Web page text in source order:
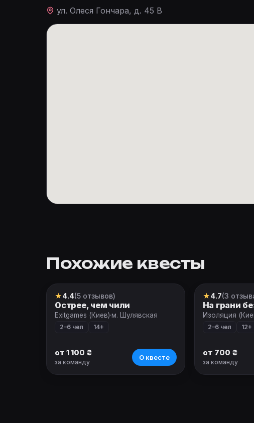
ул. Олеся Гончара, д. 45 В
Похожие квесты
Квест
★4.4(5 отзывов)
Острее, чем чили
Exitgames (Киев)·м. Шулявская
2–6 чел 14+
от 1 100 ₴
за команду
О квесте
Квест
★4.7(3
На грани
Изоляция
2–6 чел 12+
от 700 ₴
за команду